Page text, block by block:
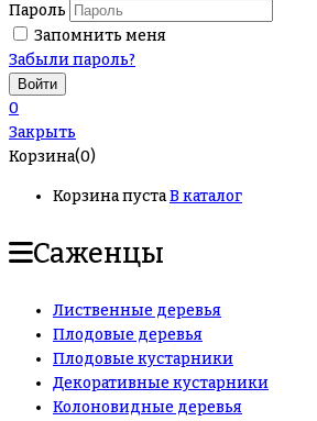
Пароль
Запомнить меня
Забыли пароль?
0
Закрыть
Корзина(0)
Корзина пустаВ каталог
Саженцы
Лиственные деревья
Плодовые деревья
Плодовые кустарники
Декоративные кустарники
Колоновидные деревья